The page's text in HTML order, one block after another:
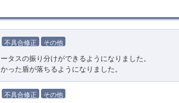
不具合修正 その他
タスの振り分けができるようになりました。
った盾が落ちるようになりました。
不具合修正 その他